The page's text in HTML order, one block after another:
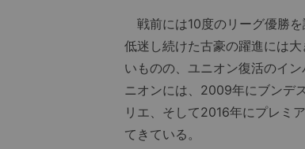
戦前には10度のリーグ優勝
低迷し続けた古豪の躍進には
いものの、ユニオン復活のイ
ニオンには、2009年にブンデ
リエ、そして2016年にプレミ
てきている。